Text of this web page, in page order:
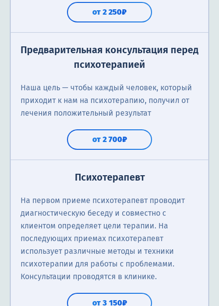
от 2 250₽
Предварительная консультация перед
психотерапией
Наша цель — чтобы каждый человек, который
приходит к нам на психотерапию, получил от
лечения положительный результат
от 2 700₽
Психотерапевт
На первом приеме психотерапевт проводит
диагностическую беседу и совместно с
клиентом определяет цели терапии. На
последующих приемах психотерапевт
использует различные методы и техники
психотерапии для работы с проблемами.
Консультации проводятся в клинике.
от 3 150₽